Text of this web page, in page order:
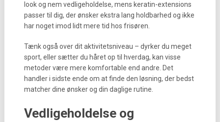
look og nem vedligeholdelse, mens keratin-extensions
passer til dig, der ønsker ekstra lang holdbarhed og ikke
har noget imod lidt mere tid hos frisøren.
Tænk også over dit aktivitetsniveau – dyrker du meget
sport, eller sætter du håret op til hverdag, kan visse
metoder være mere komfortable end andre. Det
handler i sidste ende om at finde den løsning, der bedst
matcher dine ønsker og din daglige rutine.
Vedligeholdelse og